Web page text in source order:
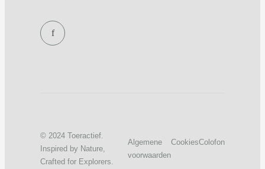
f
© 2024 Toeractief.
Inspired by Nature,
Crafted for Explorers.
Algemene
voorwaarden
CookiesColofon